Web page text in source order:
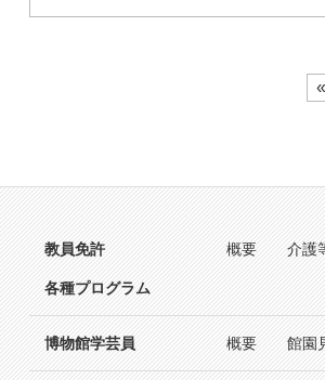
教員免許 概要 介護
各種プログラム
博物館学芸員 概要 館園